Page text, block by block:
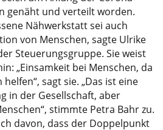
genäht und verteilt worden.
Nähwerkstatt sei auch
von Menschen, sagte Ulrike
Steuerungsgruppe. Sie weist
„Einsamkeit bei Menschen, da
sagt sie. „Das ist eine
in der Gesellschaft, aber
stimmte Petra Bahr zu.
davon, dass der Doppelpunkt